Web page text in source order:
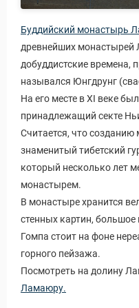
Буддийский монастырь
древнейших монастырей
добуддистские времена,
назывался Юнгдрунг
На его месте в XI веке
принадлежащий секте
Считается, что
знаменитый тибетский
который несколько лет
монастырем.
В монастыре хранится
стенных картин,
Гомпа стоит на фоне
горного пейзажа.
Посмотреть на долину
Ламаюру.